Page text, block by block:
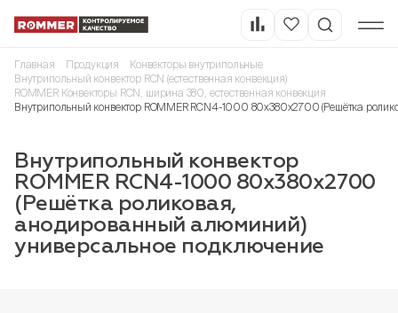
Главная Продукция
Конвекторы внутрипольные
Внутрипольный конвектор RCN (естественная конвекция)
ROMMER Конвекторы RCN, ширина 380, естественная конвекция
Внутрипольный конвектор ROMMER RCN4-1000 80х380х2700 (Решётка
Внутрипольный конвектор
ROMMER RCN4-1000 80х380х2700
(Решётка роликовая,
анодированный алюминий)
универсальное подключение